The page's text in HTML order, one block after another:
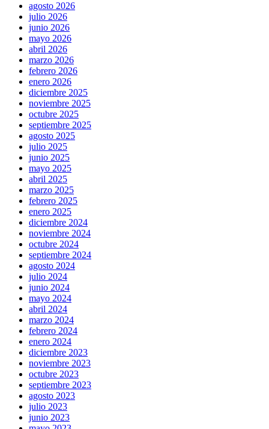
agosto 2026
julio 2026
junio 2026
mayo 2026
abril 2026
marzo 2026
febrero 2026
enero 2026
diciembre 2025
noviembre 2025
octubre 2025
septiembre 2025
agosto 2025
julio 2025
junio 2025
mayo 2025
abril 2025
marzo 2025
febrero 2025
enero 2025
diciembre 2024
noviembre 2024
octubre 2024
septiembre 2024
agosto 2024
julio 2024
junio 2024
mayo 2024
abril 2024
marzo 2024
febrero 2024
enero 2024
diciembre 2023
noviembre 2023
octubre 2023
septiembre 2023
agosto 2023
julio 2023
junio 2023